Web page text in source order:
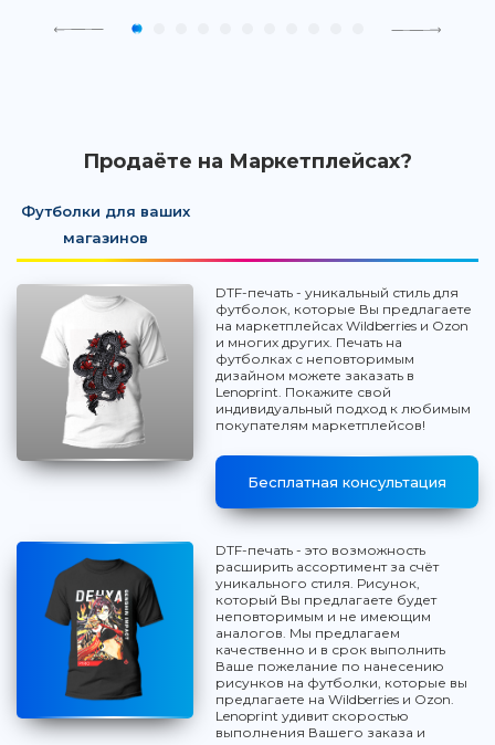
Продаёте на Маркетплейсах?
Футболки для ваших
магазинов
DTF-печать - уникальный стиль для
футболок, которые Вы предлагаете
на маркетплейсах Wildberries и Ozon
и многих других. Печать на
футболках с неповторимым
дизайном можете заказать в
Lenoprint. Покажите свой
индивидуальный подход к любимым
покупателям маркетплейсов!
Бесплатная консультация
DTF-печать - это возможность
расширить ассортимент за счёт
уникального стиля. Рисунок,
который Вы предлагаете будет
неповторимым и не имеющим
аналогов. Мы предлагаем
качественно и в срок выполнить
Ваше пожелание по нанесению
рисунков на футболки, которые вы
предлагаете на Wildberries и Ozon.
Lenoprint удивит скоростью
выполнения Вашего заказа и